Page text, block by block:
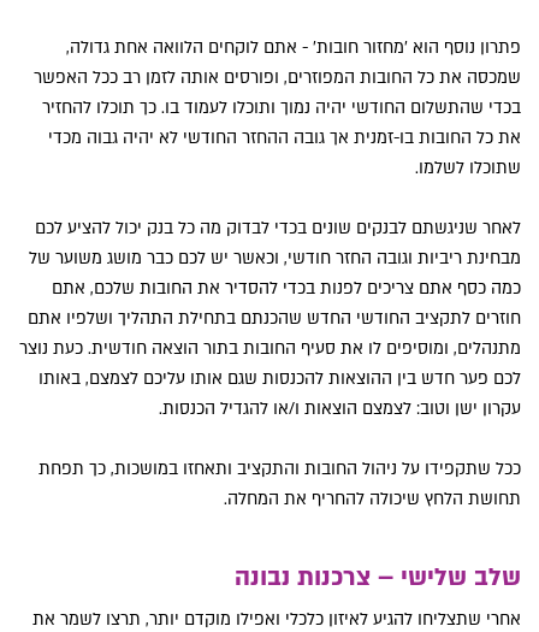
פתרון נוסף הוא 'מחזור חובות' - אתם לוקחים הלוואה אחת גדולה,
שמכסה את כל החובות המפוזרים, ופורסים אותה לזמן רב ככל האפשר
בכדי שהתשלום החודשי יהיה נמוך ותוכלו לעמוד בו. כך תוכלו להחזיר
את כל החובות בו-זמנית אך גובה ההחזר החודשי לא יהיה גבוה מכדי
שתוכלו לשלמו.
לאחר שניגשתם לבנקים שונים בכדי לבדוק מה כל בנק יכול להציע לכם
מבחינת ריביות וגובה החזר חודשי, וכאשר יש לכם כבר מושג משוער של
כמה כסף אתם צריכים לפנות בכדי להסדיר את החובות שלכם, אתם
חוזרים לתקציב החודשי החדש שהכנתם בתחילת התהליך ושלפיו אתם
מתנהלים, ומוסיפים לו את סעיף החובות בתור הוצאה חודשית. כעת נוצר
לכם פער חדש בין ההוצאות להכנסות שגם אותו עליכם לצמצם, באותו
עקרון ישן וטוב: לצמצם הוצאות ו/או להגדיל הכנסות.
ככל שתקפידו על ניהול החובות והתקציב ותאחזו במושכות, כך תפחת
תחושת הלחץ שיכולה להחריף את המחלה.
שלב שלישי – צרכנות נבונה
אחרי שתצליחו להגיע לאיזון כלכלי ואפילו מוקדם יותר, תרצו לשמר את